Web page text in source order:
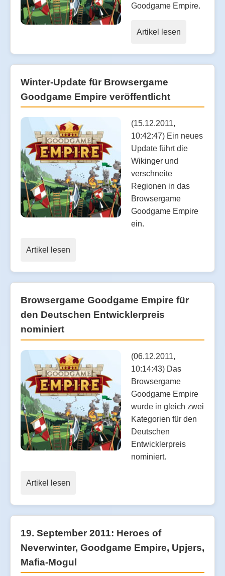
Goodgame Empire.
Artikel lesen
Winter-Update für Browsergame
Goodgame Empire veröffentlicht
(15.12.2011,
10:42:47) Ein neues
Update führt die
Wikinger und
verschneite
Regionen in das
Browsergame
Goodgame Empire
ein.
Artikel lesen
Browsergame Goodgame Empire für
den Deutschen Entwicklerpreis
nominiert
(06.12.2011,
10:14:43) Das
Browsergame
Goodgame Empire
wurde in gleich zwei
Kategorien für den
Deutschen
Entwicklerpreis
nominiert.
Artikel lesen
19. September 2011: Heroes of
Neverwinter, Goodgame Empire, Upjers,
Mafia-Mogul